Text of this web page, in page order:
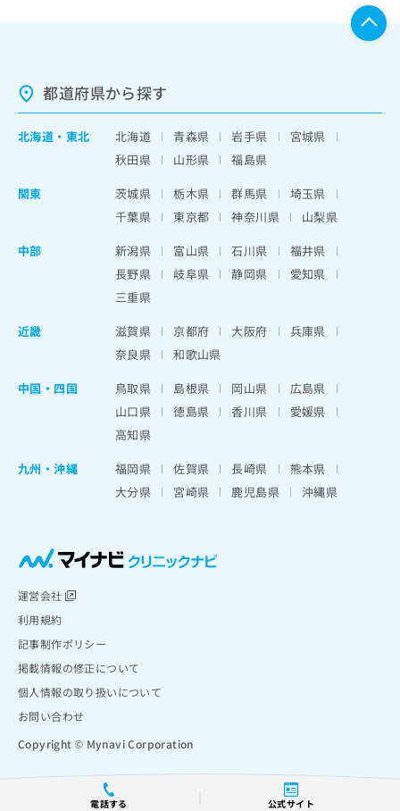
電話する 公式サイト
都道府県から探す
北海道 ・ 東北 北海道 青森県 岩手県
宮城県
秋田県
山形県
福島県
関東
茨城県 栃木県 群馬県
埼玉県
千葉県
東京都 神奈川県
山梨県
中部
新潟県 富山県 石川県
福井県
長野県
岐阜県 静岡県
愛知県
三重県
近畿
滋賀県 京都府 大阪府
兵庫県
奈良県
和歌山県
中国・四国
鳥取県 島根県 岡山県
広島県
山口県
徳島県 香川県
愛媛県
高知県
九州・沖縄
福岡県 佐賀県 長崎県
熊本県
大分県
宮崎県 鹿児島県 沖縄県
運営会社
利用規約
記事制作ポリシー
掲載情報の修正について
個人情報の取り扱いについて
お問い合わせ
Copyright © Mynavi Corporation